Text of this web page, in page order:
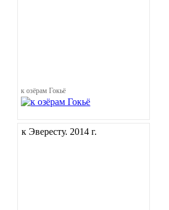
к озёрам Гокьё
к Эвересту. 2014 г.